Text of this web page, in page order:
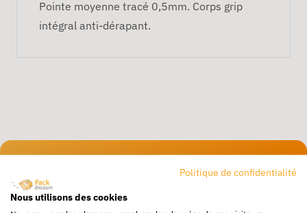
Pointe moyenne tracé 0,5mm. Corps grip
intégral anti-dérapant.
24/72h partout en europe
Politique de confidentialité
Nous utilisons des cookies